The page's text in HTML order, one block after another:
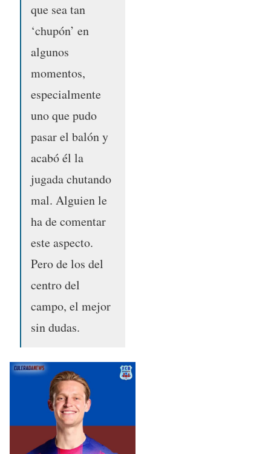
que sea tan
‘chupón’ en
algunos
momentos,
especialmente
uno que pudo
pasar el balón y
acabó él la
jugada chutando
mal. Alguien le
ha de comentar
este aspecto.
Pero de los del
centro del
campo, el mejor
sin dudas.